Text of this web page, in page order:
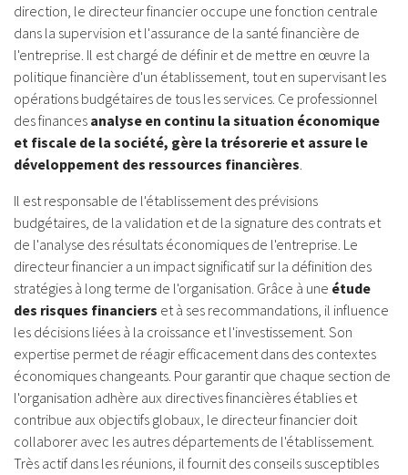
direction, le directeur financier occupe une fonction centrale
dans la supervision et l'assurance de la santé financière de
l'entreprise. Il est chargé de définir et de mettre en œuvre la
politique financière d'un établissement, tout en supervisant les
opérations budgétaires de tous les services. Ce professionnel
des finances analyse en continu la situation économique
et fiscale de la société, gère la trésorerie et assure le
développement des ressources financières.
Il est responsable de l'établissement des prévisions
budgétaires, de la validation et de la signature des contrats et
de l'analyse des résultats économiques de l'entreprise. Le
directeur financier a un impact significatif sur la définition des
stratégies à long terme de l'organisation. Grâce à une étude
des risques financiers et à ses recommandations, il influence
les décisions liées à la croissance et l'investissement. Son
expertise permet de réagir efficacement dans des contextes
économiques changeants. Pour garantir que chaque section de
l'organisation adhère aux directives financières établies et
contribue aux objectifs globaux, le directeur financier doit
collaborer avec les autres départements de l'établissement.
Très actif dans les réunions, il fournit des conseils susceptibles